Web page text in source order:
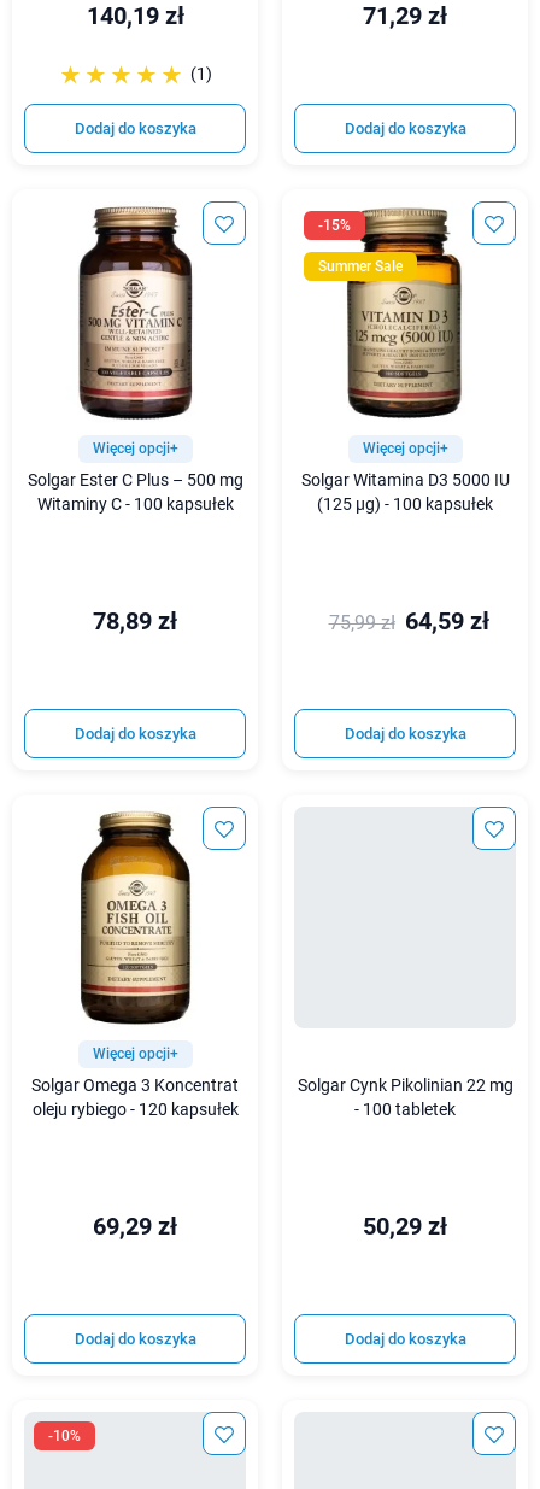
140,19 zł
☆☆☆☆☆
★★★★★ (1)
Dodaj do koszyka
71,29 zł
Dodaj do koszyka
Więcej opcji+
Solgar Ester C Plus – 500 mg
Witaminy C - 100 kapsułek
78,89 zł
Dodaj do koszyka
-15%
Summer Sale
Więcej opcji+
Solgar Witamina D3 5000 IU
(125 µg) - 100 kapsułek
75,99 zł 64,59 zł
Dodaj do koszyka
Więcej opcji+
Solgar Omega 3 Koncentrat
oleju rybiego - 120 kapsułek
69,29 zł
Dodaj do koszyka
Solgar Cynk Pikolinian 22 mg
- 100 tabletek
50,29 zł
Dodaj do koszyka
-10%